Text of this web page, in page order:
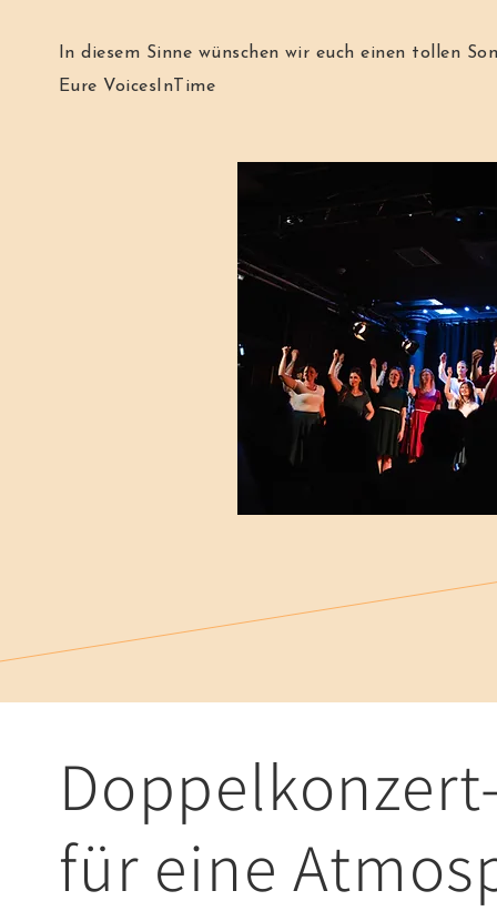
In diesem Sinne wünschen wir euch einen tollen
Eure VoicesInTime
für eine